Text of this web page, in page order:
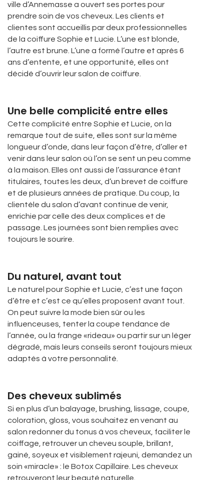
ville d’Annemasse a ouvert ses portes pour
prendre soin de vos cheveux. Les clients et
clientes sont accueillis par deux professionnelles
de la coiffure Sophie et Lucie. L’une est blonde,
l’autre est brune. L’une a formé l’autre et après 6
ans d’entente, et une opportunité, elles ont
décidé d’ouvrir leur salon de coiffure.
Une belle complicité entre elles
Cette complicité entre Sophie et Lucie, on la
remarque tout de suite, elles sont sur la même
longueur d’onde, dans leur façon d’être, d’aller et
venir dans leur salon où l’on se sent un peu comme
à la maison. Elles ont aussi de l’assurance étant
titulaires, toutes les deux, d’un brevet de coiffure
et de plusieurs années de pratique. Du coup, la
clientèle du salon d’avant continue de venir,
enrichie par celle des deux complices et de
passage. Les journées sont bien remplies avec
toujours le sourire.
Du naturel, avant tout
Le naturel pour Sophie et Lucie, c’est une façon
d’être et c’est ce qu’elles proposent avant tout.
On peut suivre la mode bien sûr ou les
influenceuses, tenter la coupe tendance de
l’année, ou la frange «rideau» ou partir sur un léger
dégradé, mais leurs conseils seront toujours mieux
adaptés à votre personnalité.
Des cheveux sublimés
Si en plus d’un balayage, brushing, lissage, coupe,
coloration, gloss, vous souhaitez en venant au
salon redonner du tonus à vos cheveux, faciliter le
coiffage, retrouver un cheveu souple, brillant,
gainé, soyeux et visiblement rajeuni, demandez un
soin «miracle» : le Botox Capillaire. Les cheveux
retrouveront leur beauté naturelle.